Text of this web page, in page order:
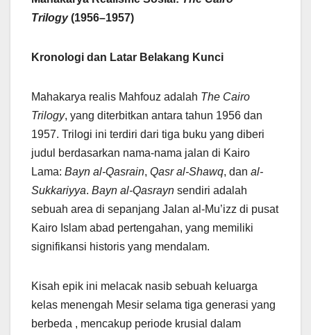
Trilogy(1956–1957)
Kronologi dan Latar Belakang Kunci
Mahakarya realis Mahfouz adalah The Cairo
Trilogy, yang diterbitkan antara tahun 1956 dan
1957. Trilogi ini terdiri dari tiga buku yang diberi
judul berdasarkan nama-nama jalan di Kairo
Lama: Bayn al-Qasrain, Qasr al-Shawq, dan al-
Sukkariyya. Bayn al-Qasrayn sendiri adalah
sebuah area di sepanjang Jalan al-Mu’izz di pusat
Kairo Islam abad pertengahan, yang memiliki
signifikansi historis yang mendalam.
Kisah epik ini melacak nasib sebuah keluarga
kelas menengah Mesir selama tiga generasi yang
berbeda , mencakup periode krusial dalam